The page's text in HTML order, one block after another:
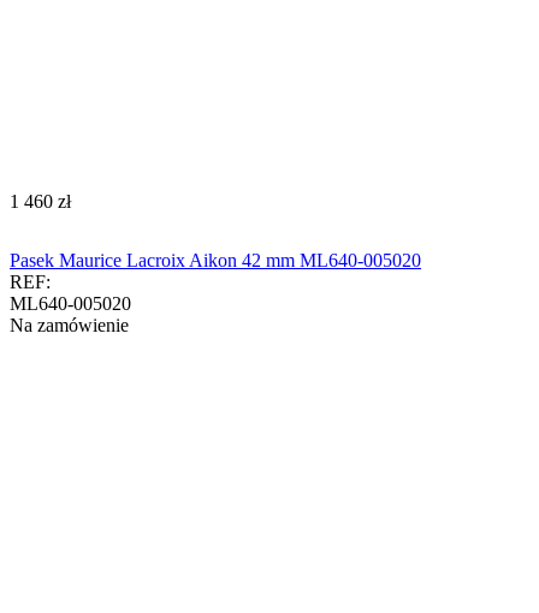
‍1 460‍ zł
Pasek Maurice Lacroix Aikon 42 mm ML640-005020
REF:
ML640-005020
Na zamówienie